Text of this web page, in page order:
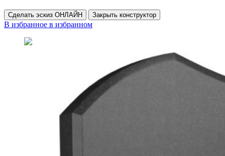
Сделать эскиз ОНЛАЙН Закрыть конструктор
В избранное в избранном